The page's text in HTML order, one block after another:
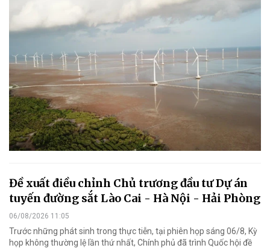
Đề xuất điều chỉnh Chủ trương đầu tư Dự án
tuyến đường sắt Lào Cai - Hà Nội - Hải Phòng
06/08/2026 11:05
Trước những phát sinh trong thực tiễn, tại phiên họp sáng 06/8, Kỳ
họp không thường lệ lần thứ nhất, Chính phủ đã trình Quốc hội đề